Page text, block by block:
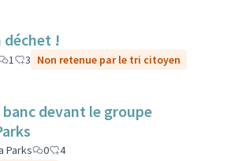
déchet !
1 3 Non retenue par le tri citoyen
devant le groupe
Parks 0
4